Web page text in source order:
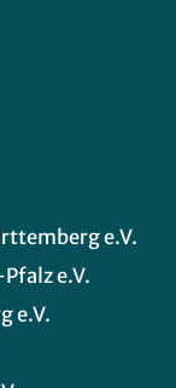
e.V.
e.V.
e.V.